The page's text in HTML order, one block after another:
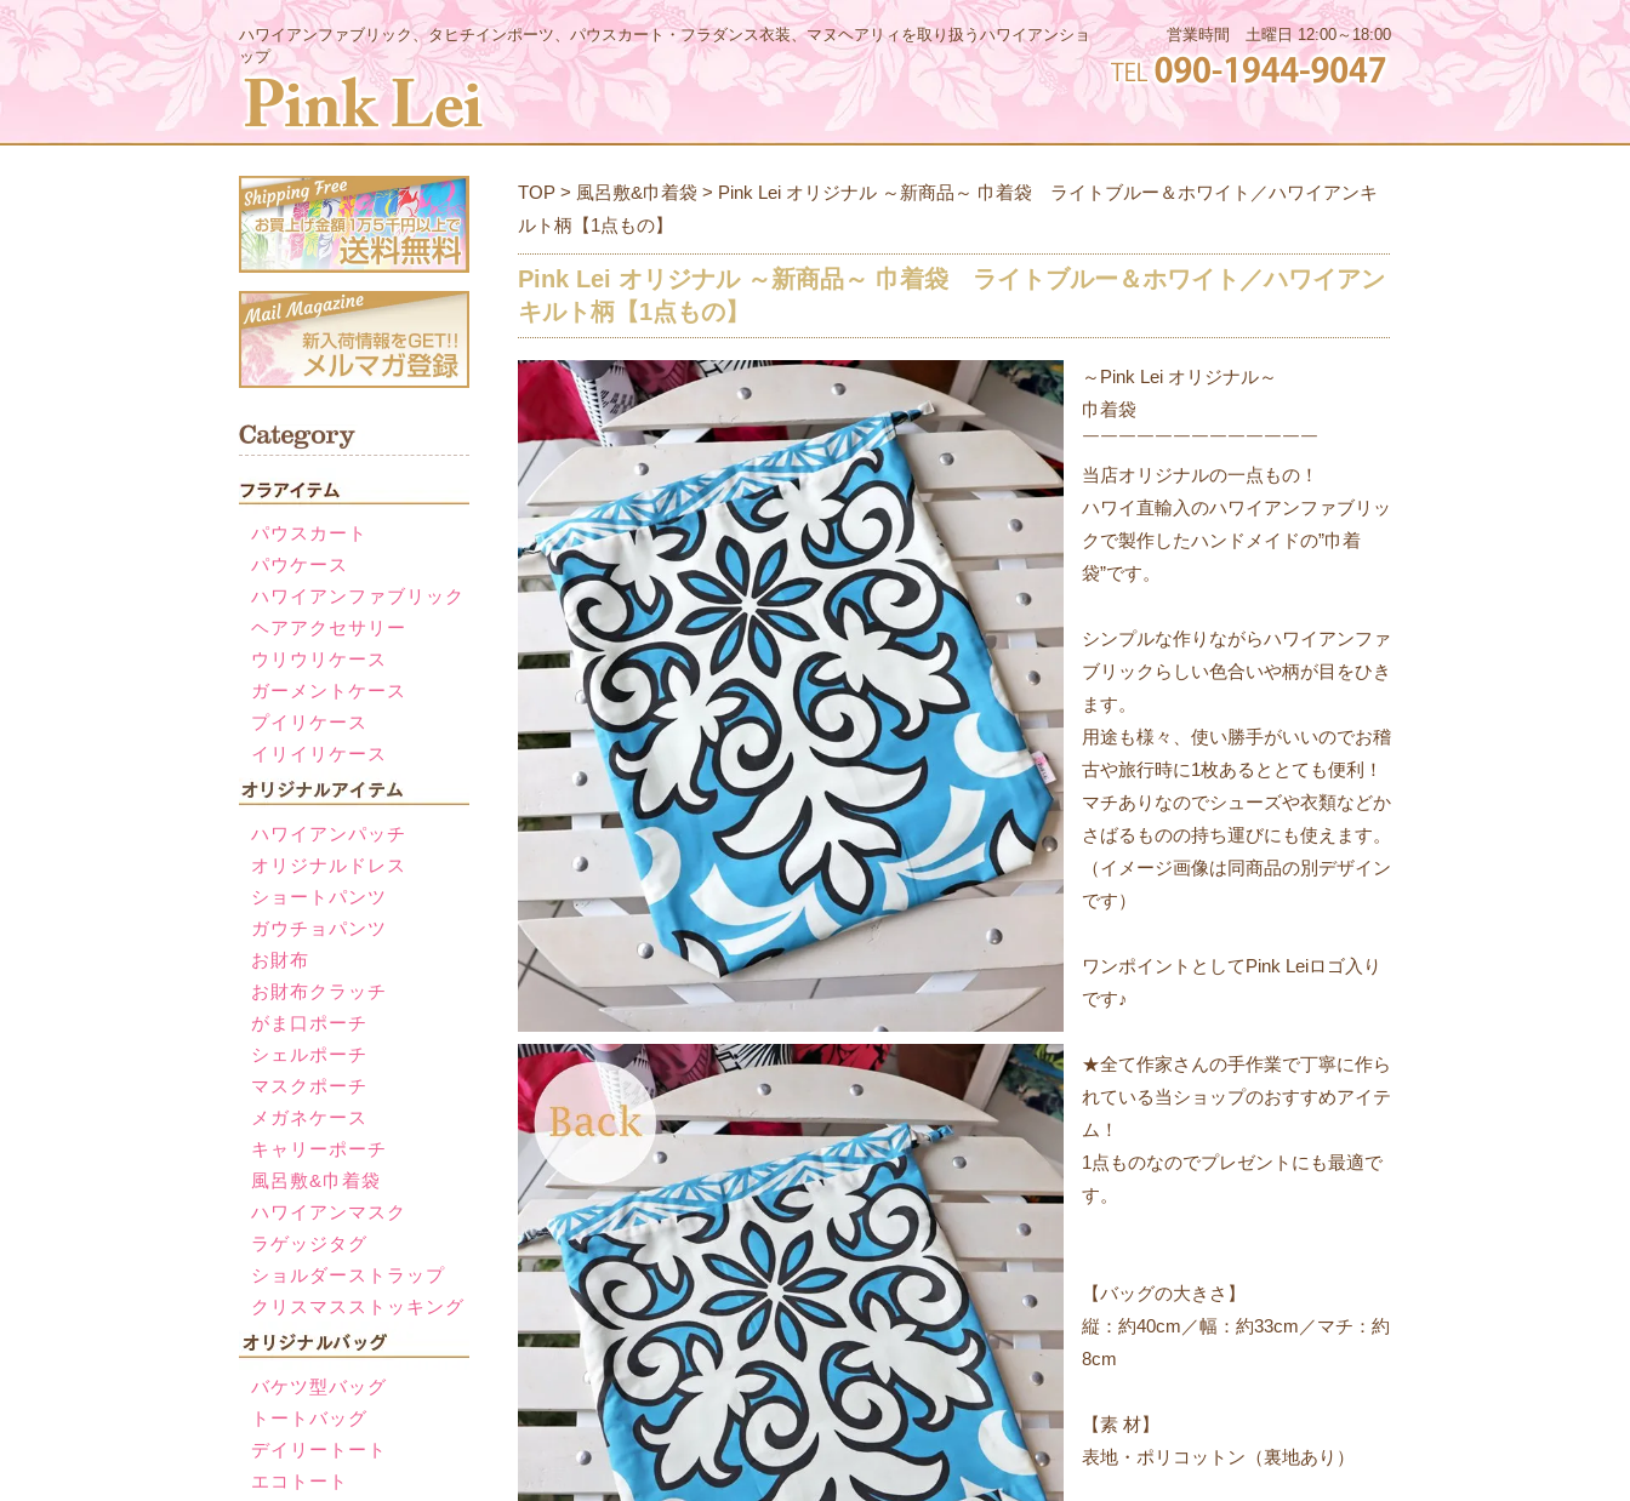
ハワイアンファブリック、タヒチインポーツ、パウスカート・フラダンス衣装、マヌヘアリィを取り扱うハワイアンショ
ップ
営業時間 土曜日 12:00～18:00
パウスカート
パウケース
ハワイアンファブリック
ヘアアクセサリー
ウリウリケース
ガーメントケース
プイリケース
イリイリケース
ハワイアンパッチ
オリジナルドレス
ショートパンツ
ガウチョパンツ
お財布
お財布クラッチ
がま口ポーチ
シェルポーチ
マスクポーチ
メガネケース
キャリーポーチ
風呂敷&巾着袋
ハワイアンマスク
ラゲッジタグ
ショルダーストラップ
クリスマスストッキング
バケツ型バッグ
トートバッグ
デイリートート
エコトート
TOP > 風呂敷&巾着袋 > Pink Lei オリジナル ～新商品～ 巾着袋 ライトブルー＆ホワイト／ハワイアンキ
ルト柄【1点もの】
Pink Lei オリジナル ～新商品～ 巾着袋 ライトブルー＆ホワイト／ハワイアン
キルト柄【1点もの】
～Pink Lei オリジナル～
巾着袋
￣￣￣￣￣￣￣￣￣￣￣￣￣
当店オリジナルの一点もの！
ハワイ直輸入のハワイアンファブリッ
クで製作したハンドメイドの”巾着
袋”です。
シンプルな作りながらハワイアンファ
ブリックらしい色合いや柄が目をひき
ます。
用途も様々、使い勝手がいいのでお稽
古や旅行時に1枚あるととても便利！
マチありなのでシューズや衣類などか
さばるものの持ち運びにも使えます。
（イメージ画像は同商品の別デザイン
です）
ワンポイントとしてPink Leiロゴ入り
です♪
★全て作家さんの手作業で丁寧に作ら
れている当ショップのおすすめアイテ
ム！
1点ものなのでプレゼントにも最適で
す。
【バッグの大きさ】
縦：約40cm／幅：約33cm／マチ：約
8cm
【素 材】
表地・ポリコットン（裏地あり）